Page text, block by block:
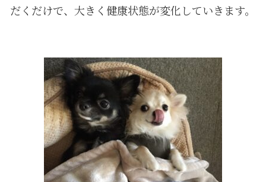
だくだけで、大きく健康状態が変化していきます。